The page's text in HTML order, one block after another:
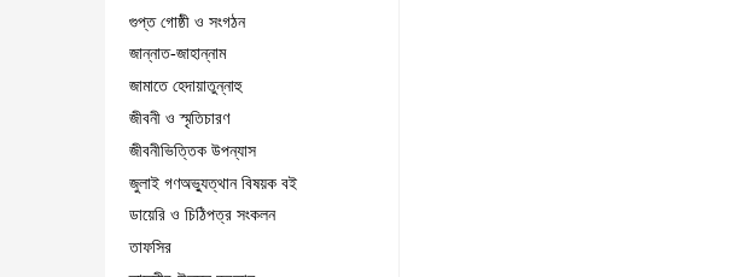
গুপ্ত গোষ্ঠী ও সংগঠন
জান্নাত-জাহান্নাম
জামাতে হেদায়াতুন্নাহু
জীবনী ও স্মৃতিচারণ
জীবনীভিত্তিক উপন্যাস
জুলাই গণঅভ্যুত্থান বিষয়ক বই
ডায়েরি ও চিঠিপত্র সংকলন
তাফসির